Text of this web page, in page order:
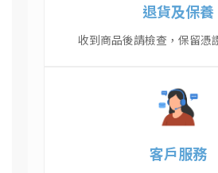
退貨及保養
收到商品後請檢查，保留憑
客戶服務